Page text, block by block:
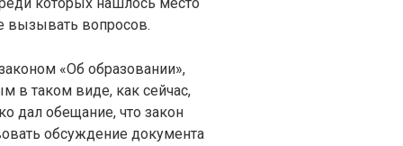
вызывать вопросов.
«Об образовании»,
в таком виде, как сейчас,
дал обещание, что закон
обсуждение документа